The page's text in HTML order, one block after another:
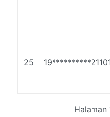
25
Halaman